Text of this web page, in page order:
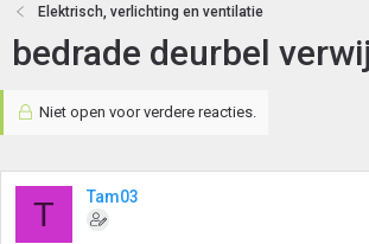
Elektrisch, verlichting en ventilatie
bedrade deurbel
Niet open voor verdere reacties.
T Tam03